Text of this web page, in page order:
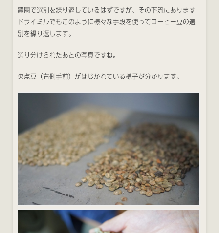
農園で選別を繰り返しているはずですが、その下流にあります
ドライミルでもこのように様々な手段を使ってコーヒー豆の選
別を繰り返します。
選り分けられたあとの写真ですね。
欠点豆（右側手前）がはじかれている様子が分かります。